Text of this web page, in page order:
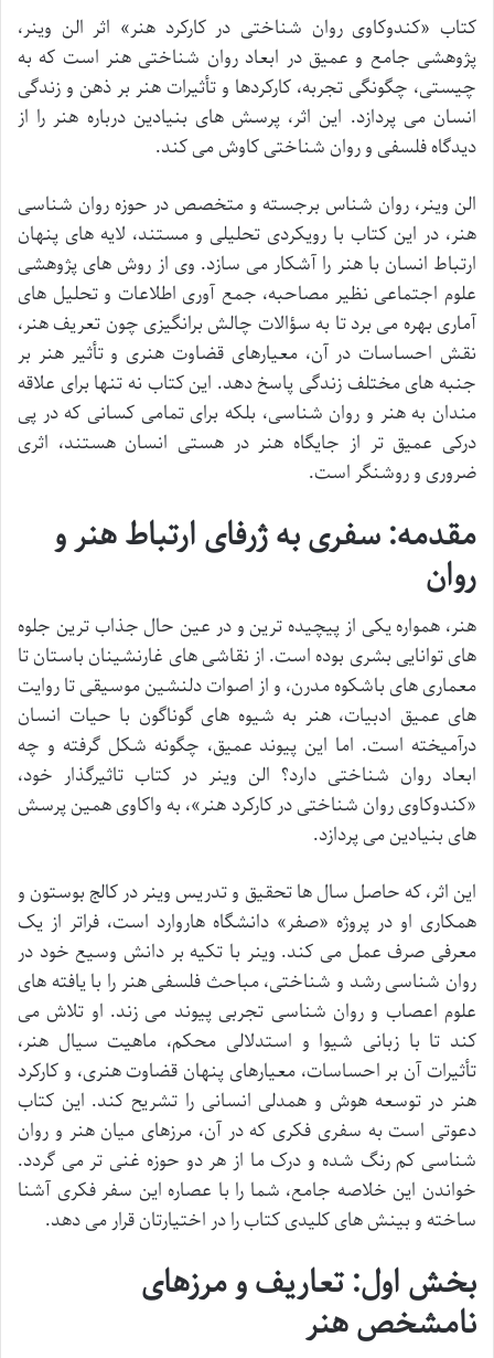
کتاب «کندوکاوی روان شناختی در کارکرد هنر» اثر الن وینر،
پژوهشی جامع و عمیق در ابعاد روان شناختی هنر است که به
چیستی، چگونگی تجربه، کارکردها و تأثیرات هنر بر ذهن و زندگی
انسان می پردازد. این اثر، پرسش های بنیادین درباره هنر را از
دیدگاه فلسفی و روان شناختی کاوش می کند.
الن وینر، روان شناس برجسته و متخصص در حوزه روان شناسی
هنر، در این کتاب با رویکردی تحلیلی و مستند، لایه های پنهان
ارتباط انسان با هنر را آشکار می سازد. وی از روش های پژوهشی
علوم اجتماعی نظیر مصاحبه، جمع آوری اطلاعات و تحلیل های
آماری بهره می برد تا به سؤالات چالش برانگیزی چون تعریف هنر،
نقش احساسات در آن، معیارهای قضاوت هنری و تأثیر هنر بر
جنبه های مختلف زندگی پاسخ دهد. این کتاب نه تنها برای علاقه
مندان به هنر و روان شناسی، بلکه برای تمامی کسانی که در پی
درکی عمیق تر از جایگاه هنر در هستی انسان هستند، اثری
ضروری و روشنگر است.
مقدمه: سفری به ژرفای ارتباط هنر و
روان
هنر، همواره یکی از پیچیده ترین و در عین حال جذاب ترین جلوه
های توانایی بشری بوده است. از نقاشی های غارنشینان باستان تا
معماری های باشکوه مدرن، و از اصوات دلنشین موسیقی تا روایت
های عمیق ادبیات، هنر به شیوه های گوناگون با حیات انسان
درآمیخته است. اما این پیوند عمیق، چگونه شکل گرفته و چه
ابعاد روان شناختی دارد؟ الن وینر در کتاب تاثیرگذار خود،
«کندوکاوی روان شناختی در کارکرد هنر»، به واکاوی همین پرسش
های بنیادین می پردازد.
این اثر، که حاصل سال ها تحقیق و تدریس وینر در کالج بوستون و
همکاری او در پروژه «صفر» دانشگاه هاروارد است، فراتر از یک
معرفی صرف عمل می کند. وینر با تکیه بر دانش وسیع خود در
روان شناسی رشد و شناختی، مباحث فلسفی هنر را با یافته های
علوم اعصاب و روان شناسی تجربی پیوند می زند. او تلاش می
کند تا با زبانی شیوا و استدلالی محکم، ماهیت سیال هنر،
تأثیرات آن بر احساسات، معیارهای پنهان قضاوت هنری، و کارکرد
هنر در توسعه هوش و همدلی انسانی را تشریح کند. این کتاب
دعوتی است به سفری فکری که در آن، مرزهای میان هنر و روان
شناسی کم رنگ شده و درک ما از هر دو حوزه غنی تر می گردد.
خواندن این خلاصه جامع، شما را با عصاره این سفر فکری آشنا
ساخته و بینش های کلیدی کتاب را در اختیارتان قرار می دهد.
بخش اول: تعاریف و مرزهای
نامشخص هنر